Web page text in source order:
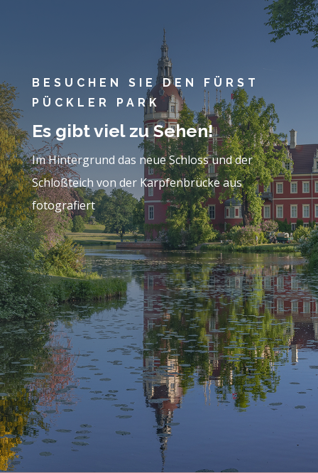
BESUCHEN SIE DEN FÜRST
PÜCKLER PARK
Es gibt viel zu Sehen!
Im Hintergrund das neue Schloss und der
Schloßteich von der Karpfenbrücke aus
fotografiert